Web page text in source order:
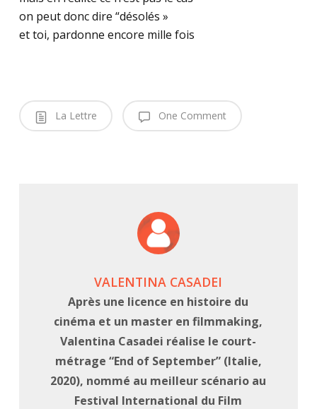
on peut donc dire “désolés »
et toi, pardonne encore mille fois
La Lettre One Comment
VALENTINA CASADEI
Après une licence en histoire du
cinéma et un master en filmmaking,
Valentina Casadei réalise le court-
métrage “End of September” (Italie,
2020), nommé au meilleur scénario au
Festival International du Film